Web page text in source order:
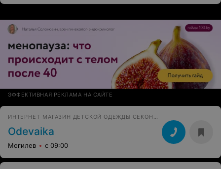
ЭФФЕКТИВНАЯ РЕКЛАМА НА САЙТЕ
ИНТЕРНЕТ-МАГАЗИН ДЕТCКОЙ ОДЕЖДЫ СЕКОНД-ХЕНД
Odevaika
Могилев с 09:00